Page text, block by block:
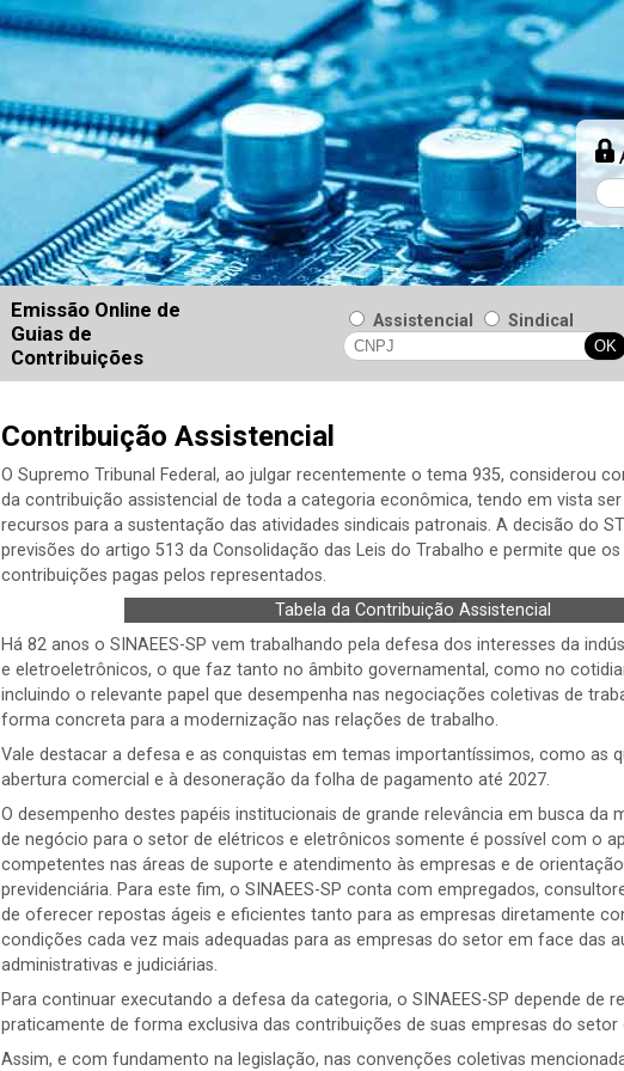
Emissão Online de
Guias de
Contribuições
Assistencial Sindical
Contribuição Assistencial
O Supremo Tribunal Federal, ao julgar recentemente o tema 935, considerou
da contribuição assistencial de toda a categoria econômica, tendo em vista
recursos para a sustentação das atividades sindicais patronais. A decisão do
previsões do artigo 513 da Consolidação das Leis do Trabalho e permite que
contribuições pagas pelos representados.
Tabela da Contribuição Assistencial
Há 82 anos o SINAEES-SP vem trabalhando pela defesa dos interesses da
e eletroeletrônicos, o que faz tanto no âmbito governamental, como no
incluindo o relevante papel que desempenha nas negociações coletivas de
forma concreta para a modernização nas relações de trabalho.
Vale destacar a defesa e as conquistas em temas importantíssimos, como as
abertura comercial e à desoneração da folha de pagamento até 2027.
O desempenho destes papéis institucionais de grande relevância em busca da
de negócio para o setor de elétricos e eletrônicos somente é possível com o
competentes nas áreas de suporte e atendimento às empresas e de
previdenciária. Para este fim, o SINAEES-SP conta com empregados,
de oferecer repostas ágeis e eficientes tanto para as empresas diretamente
condições cada vez mais adequadas para as empresas do setor em face das
administrativas e judiciárias.
Para continuar executando a defesa da categoria, o SINAEES-SP depende de
praticamente de forma exclusiva das contribuições de suas empresas do
Assim, e com fundamento na legislação, nas convenções coletivas